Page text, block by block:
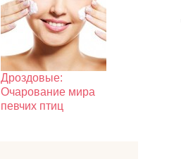
Дроздовые:
Очарование мира
певчих птиц